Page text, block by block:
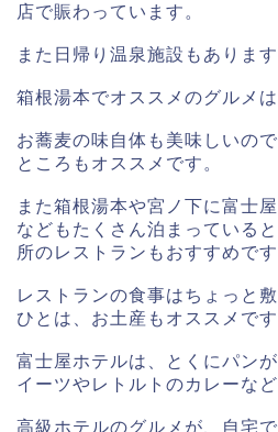
店で賑わっています。
また日帰り温泉施設もあります
箱根湯本でオススメのグルメは
お蕎麦の味自体も美味しいの
ところもオススメです。
また箱根湯本や宮ノ下に富士
などもたくさん泊まっている
所のレストランもおすすめです
レストランの食事はちょっと
ひとは、お土産もオススメです
富士屋ホテルは、とくにパン
イーツやレトルトのカレーな
高級ホテルのグルメが、自宅